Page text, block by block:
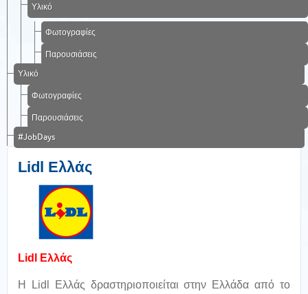
Υλικό
Φωτογραφίες
Παρουσιάσεις
Υλικό
Φωτογραφίες
Παρουσιάσεις
#JobDays
Lidl Ελλάς
Lidl Ελλάς
Η Lidl Ελλάς δραστηριοποιείται στην Ελλάδα από το